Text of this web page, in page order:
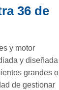
36 de
y motor
y diseñada
grandes o
de gestionar